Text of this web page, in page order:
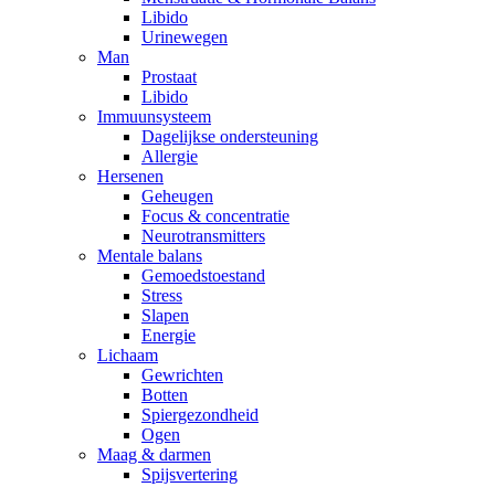
Libido
Urinewegen
Man
Prostaat
Libido
Immuunsysteem
Dagelijkse ondersteuning
Allergie
Hersenen
Geheugen
Focus & concentratie
Neurotransmitters
Mentale balans
Gemoedstoestand
Stress
Slapen
Energie
Lichaam
Gewrichten
Botten
Spiergezondheid
Ogen
Maag & darmen
Spijsvertering